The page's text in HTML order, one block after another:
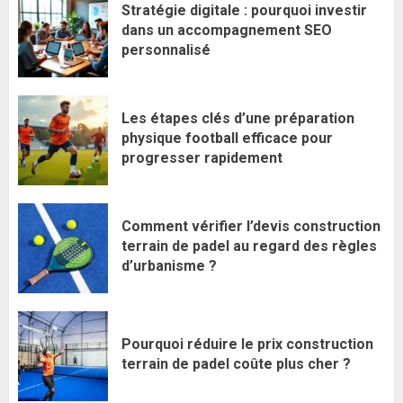
Stratégie digitale : pourquoi investir
dans un accompagnement SEO
personnalisé
Les étapes clés d’une préparation
physique football efficace pour
progresser rapidement
Comment vérifier l’devis construction
terrain de padel au regard des règles
d’urbanisme ?
Pourquoi réduire le prix construction
terrain de padel coûte plus cher ?